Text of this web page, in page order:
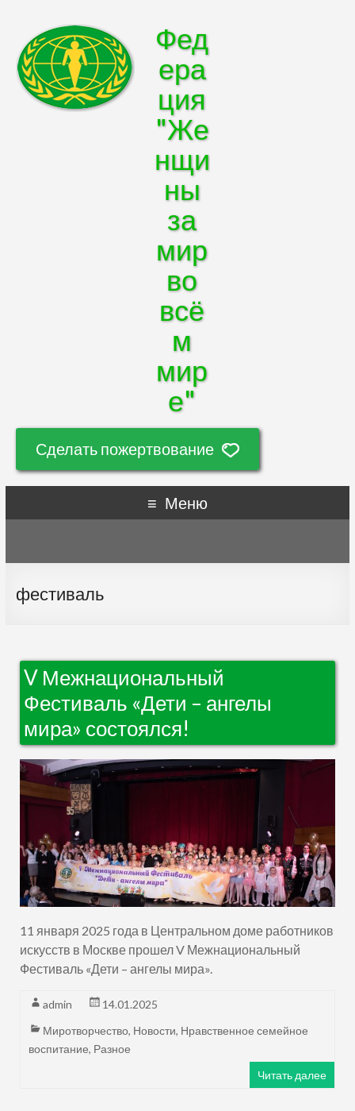
Фед
ера
ция
"Же
нщи
ны
за
мир
во
всё
м
мир
е"
Сделать пожертвование
Меню
фестиваль
V Межнациональный
Фестиваль «Дети – ангелы
мира» состоялся!
11 января 2025 года в Центральном доме работников
искусств в Москве прошел V Межнациональный
Фестиваль «Дети – ангелы мира».
admin
14.01.2025
Миротворчество, Новости, Нравственное семейное
воспитание, Разное
Читать далее